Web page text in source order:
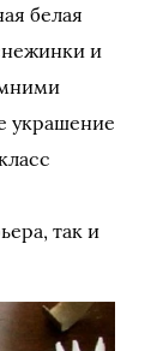
белая
и
украшение
так и